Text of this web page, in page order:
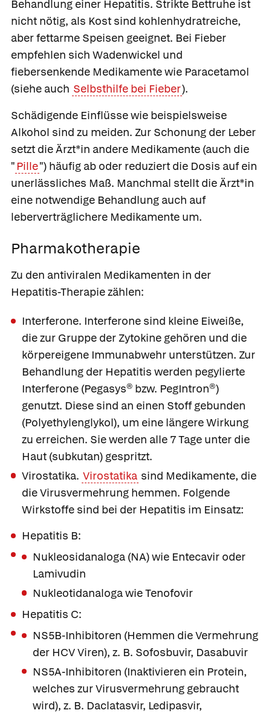
Behandlung einer Hepatitis. Strikte Bettruhe ist
nicht nötig, als Kost sind kohlenhydratreiche,
aber fettarme Speisen geeignet. Bei Fieber
empfehlen sich Wadenwickel und
fiebersenkende Medikamente wie Paracetamol
(siehe auch Selbsthilfe bei Fieber).
Schädigende Einflüsse wie beispielsweise
Alkohol sind zu meiden. Zur Schonung der Leber
setzt die Ärzt*in andere Medikamente (auch die
" Pille") häufig ab oder reduziert die Dosis auf ein
unerlässliches Maß. Manchmal stellt die Ärzt*in
eine notwendige Behandlung auch auf
leberverträglichere Medikamente um.
Pharmakotherapie
Zu den antiviralen Medikamenten in der
Hepatitis-Therapie zählen:
Interferone. Interferone sind kleine Eiweiße,
die zur Gruppe der Zytokine gehören und die
körpereigene Immunabwehr unterstützen. Zur
Behandlung der Hepatitis werden pegylierte
Interferone (Pegasys® bzw. PegIntron®)
genutzt. Diese sind an einen Stoff gebunden
(Polyethylenglykol), um eine längere Wirkung
zu erreichen. Sie werden alle 7 Tage unter die
Haut (subkutan) gespritzt.
Virostatika. Virostatika sind Medikamente, die
die Virusvermehrung hemmen. Folgende
Wirkstoffe sind bei der Hepatitis im Einsatz:
Hepatitis B:
Nukleosidanaloga (NA) wie Entecavir oder
Lamivudin
Nukleotidanaloga wieTenofovir
Hepatitis C:
NS5B-Inhibitoren (Hemmen die Vermehrung
der HCV Viren), z. B. Sofosbuvir, Dasabuvir
NS5A-Inhibitoren (Inaktivieren ein Protein,
welches zur Virusvermehrung gebraucht
wird), z. B. Daclatasvir, Ledipasvir,